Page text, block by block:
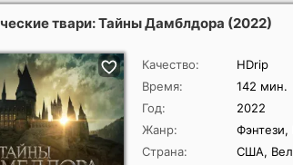
твари: Тайны Дамблдора (2022)
Качество:
HDrip
Время:
142 мин.
Год:
2022
Жанр:
Страна:
США,